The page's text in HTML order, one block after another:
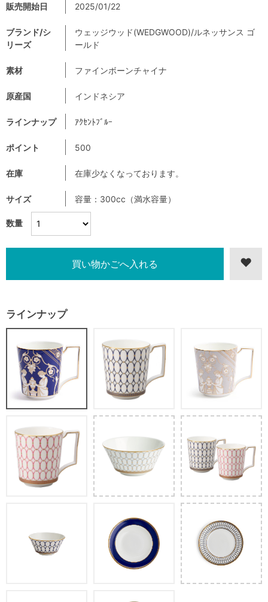
数量
販売開始日 2025/01/22
ブランド/シ
リーズ
ウェッジウッド(WEDGWOOD)/ルネッサンス ゴ
ールド
素材 ファインボーンチャイナ
原産国 インドネシア
ラインナップ ｱｸｾﾝﾄﾌﾞﾙｰ
ポイント 500
在庫 在庫少なくなっております。
サイズ 容量：300cc（満水容量）
ラインナップ